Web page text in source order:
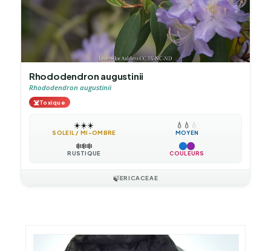
Rhododendron augustinii
Rhododendron augustinii
☠️Toxique
☀️☀️☀️
SOLEIL / MI-OMBRE
💧 💧 💧
MOYEN
❄️❄️❄️
RUSTIQUE COULEURS
🍃ERICACEAE